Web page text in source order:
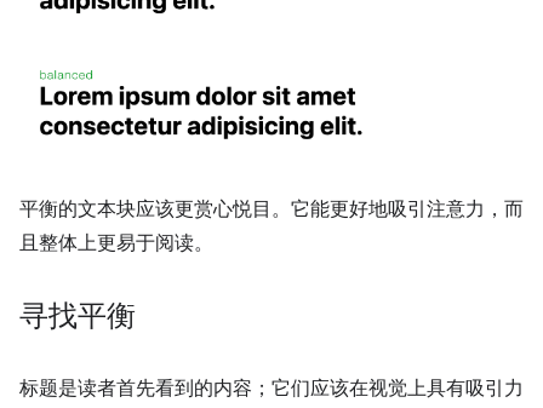
平衡的文本块应该更赏心悦目。它能更好地吸引注意力，而
且整体上更易于阅读。
寻找平衡
标题是读者首先看到的内容；它们应该在视觉上具有吸引力